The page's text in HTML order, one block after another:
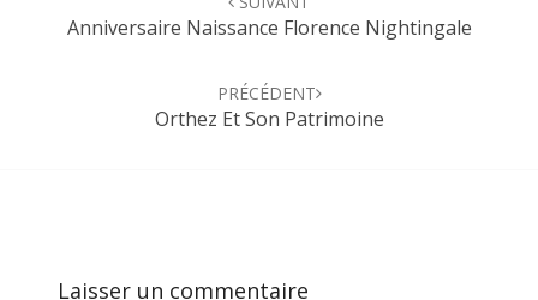
d'articleAnniversaire Naissance Florence Nightingale
PRÉCÉDENT
Orthez Et Son Patrimoine
Laisser un commentaire